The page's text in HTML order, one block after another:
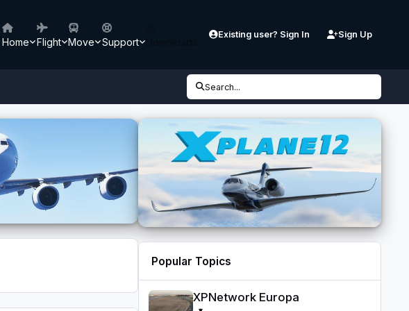
Home Flight Move Support
Existing user? Sign In Sign Up
Search...
Popular Topics
XPNetwork Europa
XPNetwork Europa